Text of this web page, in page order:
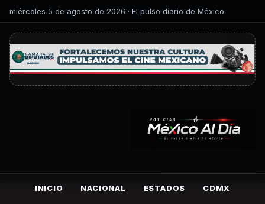
miércoles 5 de agosto de 2026 · El pulso diario de México
INICIO NACIONAL ESTADOS CDMX